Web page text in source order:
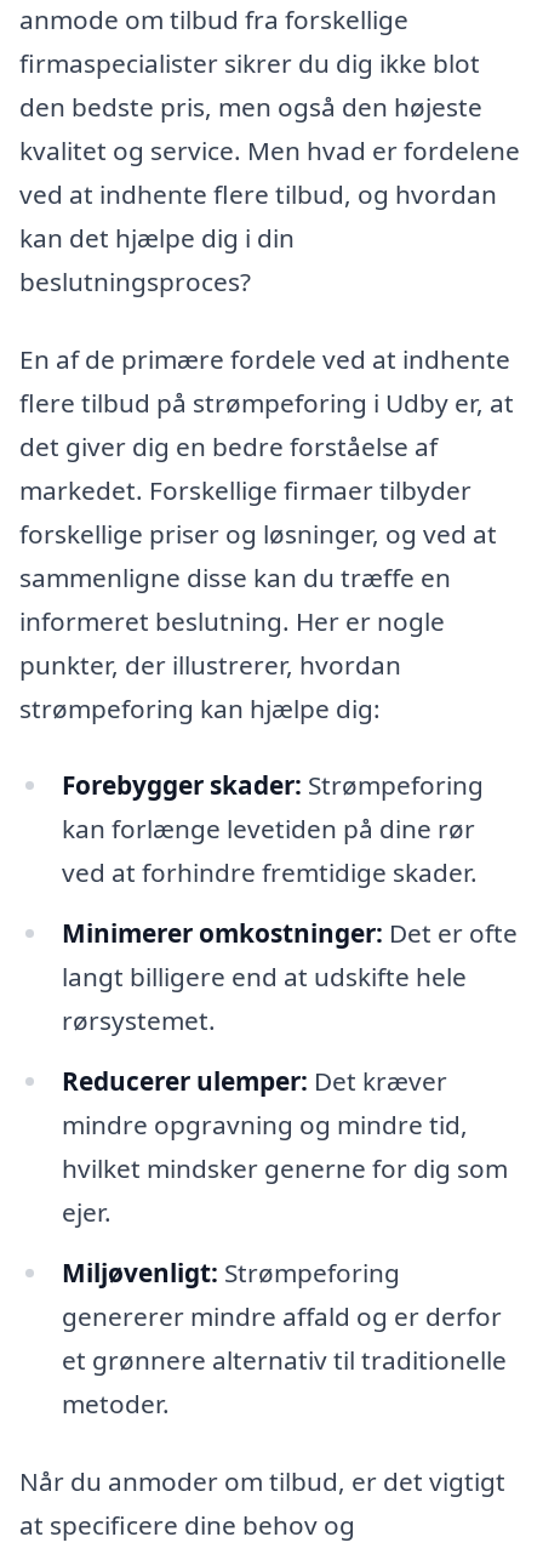
anmode om tilbud fra forskellige
firmaspecialister sikrer du dig ikke blot
den bedste pris, men også den højeste
kvalitet og service. Men hvad er fordelene
ved at indhente flere tilbud, og hvordan
kan det hjælpe dig i din
beslutningsproces?
En af de primære fordele ved at indhente
flere tilbud på strømpeforing i Udby er, at
det giver dig en bedre forståelse af
markedet. Forskellige firmaer tilbyder
forskellige priser og løsninger, og ved at
sammenligne disse kan du træffe en
informeret beslutning. Her er nogle
punkter, der illustrerer, hvordan
strømpeforing kan hjælpe dig:
Forebygger skader: Strømpeforing
kan forlænge levetiden på dine rør
ved at forhindre fremtidige skader.
Minimerer omkostninger: Det er ofte
langt billigere end at udskifte hele
rørsystemet.
Reducerer ulemper: Det kræver
mindre opgravning og mindre tid,
hvilket mindsker generne for dig som
ejer.
Miljøvenligt: Strømpeforing
genererer mindre affald og er derfor
et grønnere alternativ til traditionelle
metoder.
Når du anmoder om tilbud, er det vigtigt
at specificere dine behov og